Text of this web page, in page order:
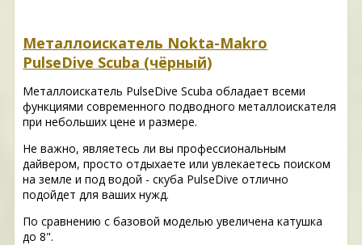
Металлоискатель Nokta-Makro
PulseDive Scuba (чёрный)
Металлоискатель PulseDive Scuba обладает всеми
функциями современного подводного металлоискателя
при небольших цене и размере.
Не важно, являетесь ли вы профессиональным
дайвером, просто отдыхаете или увлекаетесь поиском
на земле и под водой - скуба PulseDive отлично
подойдет для ваших нужд.
По сравнению с базовой моделью увеличена катушка
до 8".